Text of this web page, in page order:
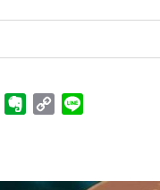
TelegramEvernote
Copy